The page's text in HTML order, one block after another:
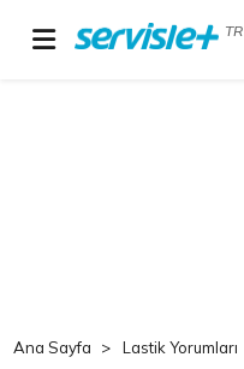
TR
Ana Sayfa Lastik Yorumları